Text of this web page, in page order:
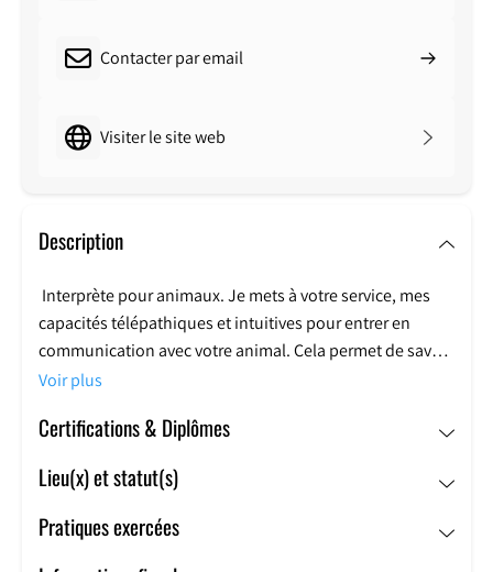
Contacter par email
Visiter le site web
Description
Interprète pour animaux. Je mets à votre service, mes
capacités télépathiques et intuitives pour entrer en
communication avec votre animal. Cela permet de savoir
comment il se sent. Dans quel état émotionnel et
aimerait vous communiquer. De lui transmettre les
les messages que vous aimeriez lui passer. Cela peut
également être utile lors de troubles du comportement,
pour en comprendre la cause et aider à trouver des
Voir plus
Certifications & Diplômes
Lieu(x) et statut(s)
Pratiques exercées